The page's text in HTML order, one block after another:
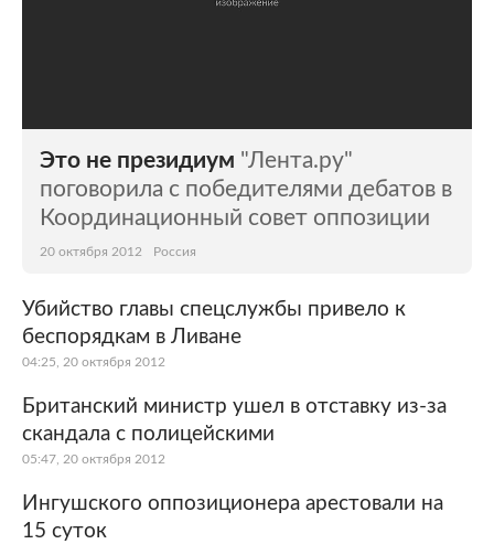
Это не президиум "Лента.ру"
поговорила с победителями дебатов в
Координационный совет оппозиции
20 октября 2012 Россия
Убийство главы спецслужбы привело к
беспорядкам в Ливане
04:25, 20 октября 2012
Британский министр ушел в отставку из-за
скандала с полицейскими
05:47, 20 октября 2012
Ингушского оппозиционера арестовали на
15 суток